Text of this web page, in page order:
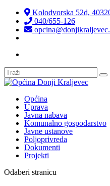
Kolodvorska 52d,
040/655-126
Općina
Uprava
Javna nabava
Komunalno gospodarstvo
Javne ustanove
Poljoprivreda
Dokumenti
Projekti
Odaberi stranicu